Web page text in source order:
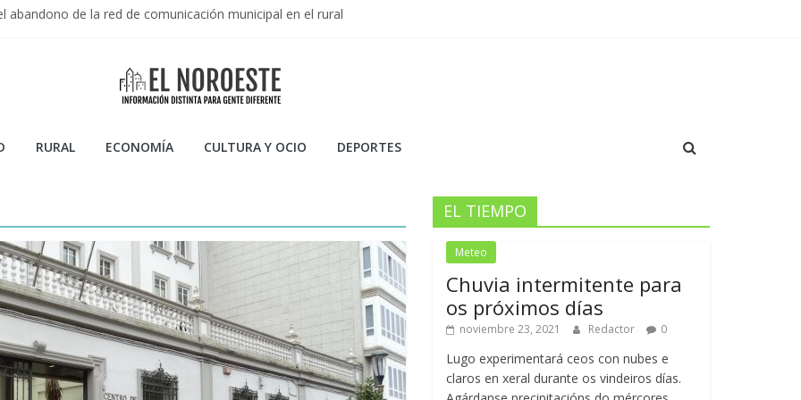
abandono de la red de comunicación municipal en el rural
la Temporada 2023/2024 de CB Breogán en la ACB
Artificiales: Usos, Ventajas y Peligros
RURAL ECONOMÍA CULTURA Y OCIO DEPORTES
EL TIEMPO
Meteo
Chuvia intermitente para
os próximos días
noviembre 23, 2021 Redactor 0
Lugo experimentará ceos con nubes e
claros en xeral durante os vindeiros días.